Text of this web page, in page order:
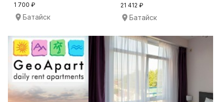
1 700 ₽
Батайск
21 412 ₽
Батайск